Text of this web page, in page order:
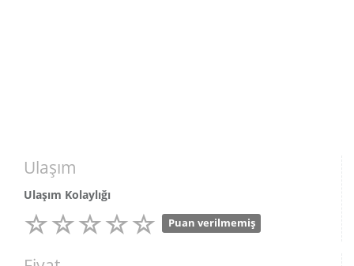
Ulaşım
Ulaşım Kolaylığı
Puan verilmemiş